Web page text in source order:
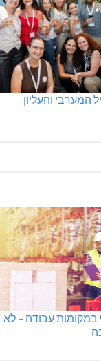
המערבי והעליון
במקומות עבודה – לא